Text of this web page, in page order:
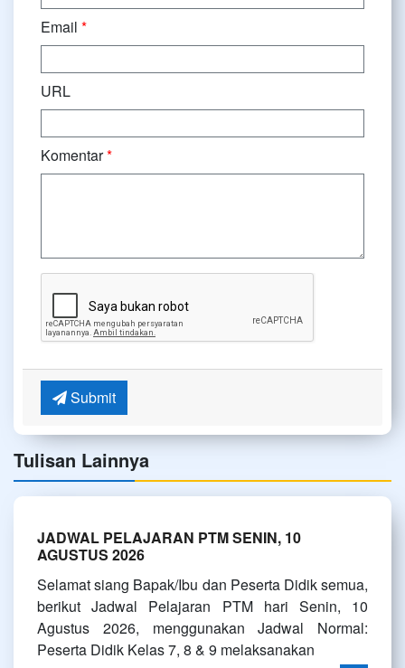
Email *
URL
Komentar*
Submit
Tulisan Lainnya
JADWAL PELAJARAN PTM SENIN, 10
AGUSTUS 2026
Selamat siang Bapak/Ibu dan Peserta Didik semua,
berikut Jadwal Pelajaran PTM hari Senin, 10
Agustus 2026, menggunakan Jadwal Normal:
Peserta Didik Kelas 7, 8 & 9 melaksanakan